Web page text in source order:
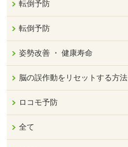
転倒予防
転倒予防
姿勢改善 ・ 健康寿命
脳の誤作動をリセットする方法
ロコモ予防
全て